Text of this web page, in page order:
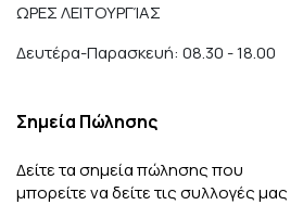
ΩΡΕΣ ΛΕΙΤΟΥΡΓΊΑΣ
Δευτέρα-Παρασκευή: 08.30 - 18.00
Σημεία Πώλησης
Δείτε τα σημεία πώλησης που
μπορείτε να δείτε τις συλλογές μας